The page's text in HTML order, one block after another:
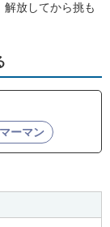
放してから挑も
ーマン